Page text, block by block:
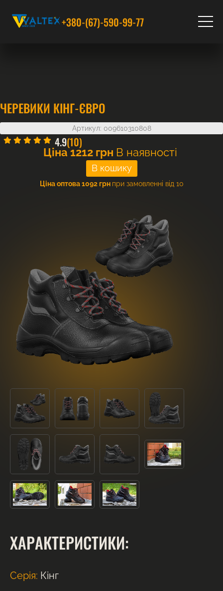
+380-(67)-590-99-77
ЧЕРЕВИКИ КІНГ-ЄВРО
Артикул: 009610310808
4.9(10)
Ціна1212грн В наявності
Ціна оптова 1092 грн при замовленні від 10
ХАРАКТЕРИСТИКИ:
Серія: Кінг